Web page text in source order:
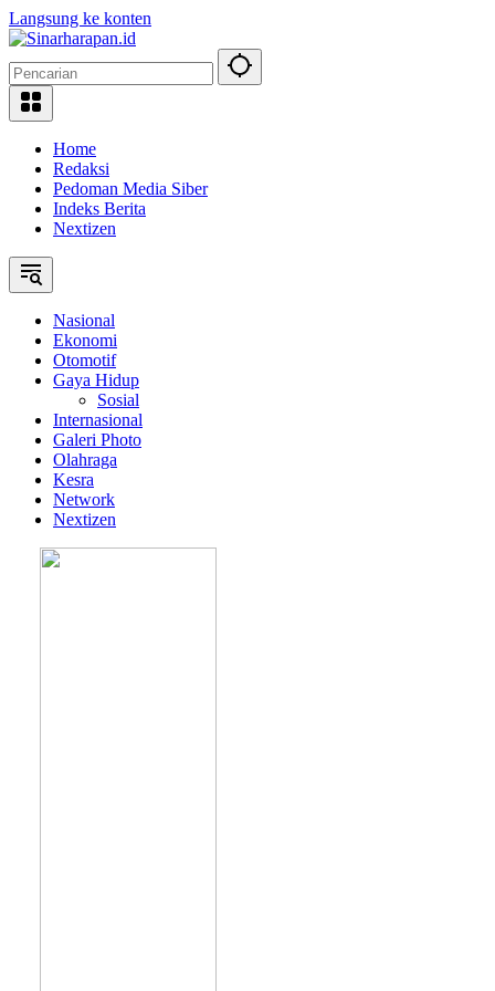
Langsung ke konten
Home
Redaksi
Pedoman Media Siber
Indeks Berita
Nextizen
Nasional
Ekonomi
Otomotif
Gaya Hidup
Sosial
Internasional
Galeri Photo
Olahraga
Kesra
Network
Nextizen